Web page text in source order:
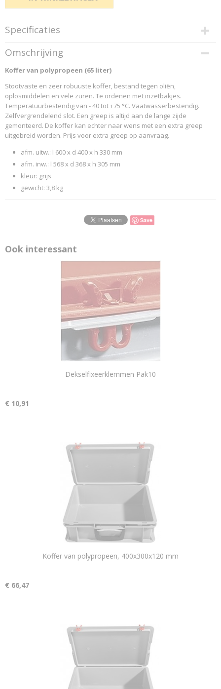
Specificaties
Productcode
150344
Productcode leverancier
Omschrijving
Koffer van polypropeen (65 liter)
Stootvaste en zeer robuuste koffer, bestand tegen oliën,
oplosmiddelen en vele zuren. Te ordenen met inzetbakjes.
Temperatuurbestendig van - 40 tot +75 °C. Vaatwasserbestendig.
Zelfvergrendelend slot. Een greep is altijd aan de lange zijde
gemonteerd. De koffer kan echter naar wens met een extra greep
uitgebreid worden. Prijs voor extra greep op aanvraag.
afm. uitw.: l 600 x d 400 x h 330 mm
afm. inw.: l 568 x d 368 x h 305 mm
kleur: grijs
gewicht: 3,8 kg
Save
Ook interessant
Dekselfixeerklemmen Pak10
€ 10,91
Koffer van polypropeen, 400x300x120 mm
€ 66,47